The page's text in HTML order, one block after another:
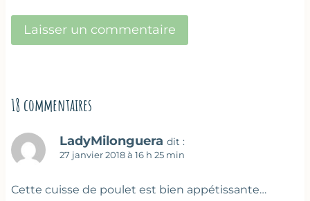
18 commentaires
LadyMilonguera dit :
27 janvier 2018 à 16 h 25 min
Cette cuisse de poulet est bien appétissante…